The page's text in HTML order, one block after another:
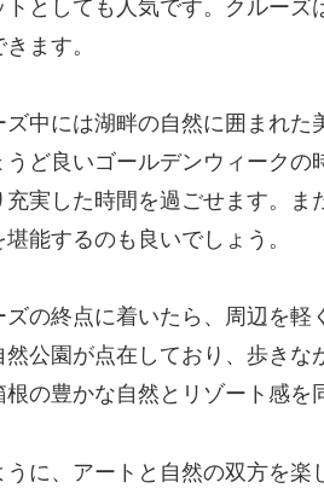
トとしても人気です。クルー
ます。
ズ中には湖畔の自然に囲まれ
うど良いゴールデンウィーク
充実した時間を過ごせます。
堪能するのも良いでしょう。
ズの終点に着いたら、周辺を
然公園が点在しており、歩き
根の豊かな自然とリゾート感を
うに、アートと自然の双方を